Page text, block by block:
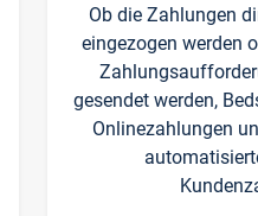
Ob die Zahlungen
eingezogen werden
gesendet werden,
Onlinezahlungen